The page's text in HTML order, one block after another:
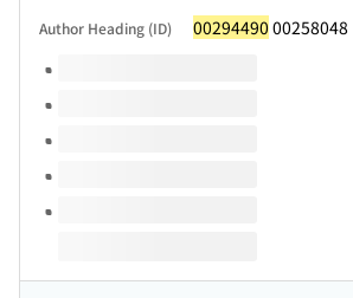
Author Heading (ID) 00294490 00258048
Volumes of this title